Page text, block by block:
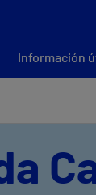
Información